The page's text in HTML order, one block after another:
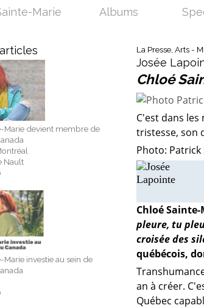
Marie devient membre de
Nault
Marie investie au sein de
La Presse, Arts -
Josée
Chloé
C'est dans
tristesse, son
Photo: Patrick
Chloé
pleure, tu
croisée des
québécois,
an à créer.
Québec
Marie Albums